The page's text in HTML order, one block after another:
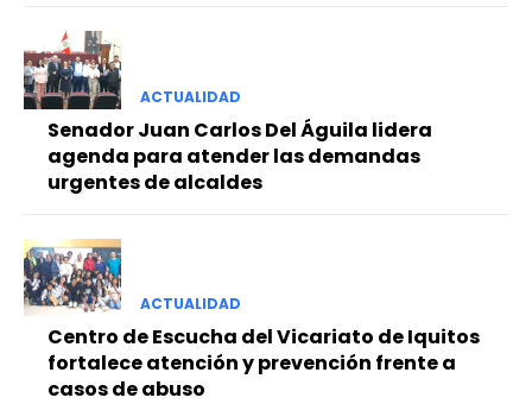
ACTUALIDAD
Senador Juan Carlos Del Águila lidera
agenda para atender las demandas
urgentes de alcaldes
ACTUALIDAD
Centro de Escucha del Vicariato de Iquitos
fortalece atención y prevención frente a
casos de abuso